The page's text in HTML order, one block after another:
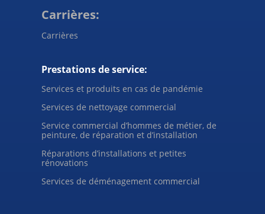
Carrières:
Carrières
Prestations de service:
Services et produits en cas de pandémie
Services de nettoyage commercial
Service commercial d’hommes de métier, de
peinture, de réparation et d’installation
Réparations d’installations et petites
rénovations
Services de déménagement commercial